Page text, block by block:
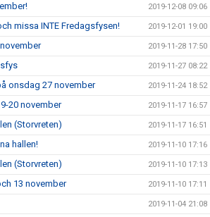
2019-12-08 09:06
missa INTE Fredagsfysen! 2019-12-01 19:00
2019-11-28 17:50
2019-11-27 08:22
onsdag 27 november 2019-11-24 18:52
20 november 2019-11-17 16:57
(Storvreten) 2019-11-17 16:51
hallen! 2019-11-10 17:16
(Storvreten) 2019-11-10 17:13
13 november 2019-11-10 17:11
2019-11-04 21:08